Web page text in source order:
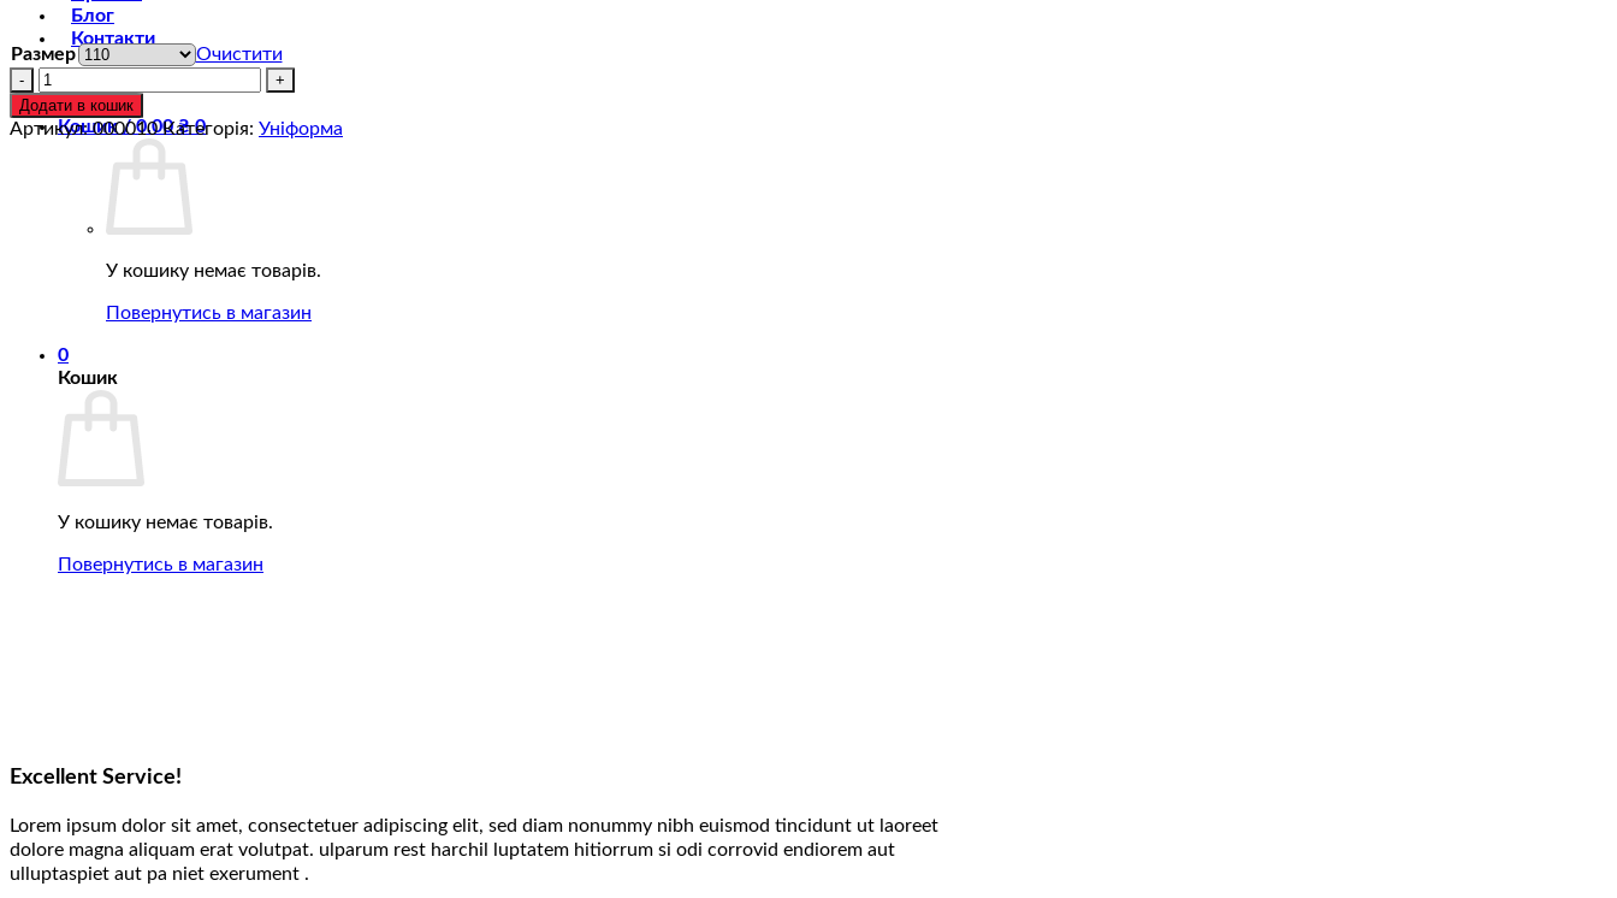
Блог
Контакти
Кошик /0.00₴ 0
У кошику немає товарів.
Повернутись в магазин
0
Кошик
У кошику немає товарів.
Повернутись в магазин
Размер
Очистити
Добок
(форма)
KWON
тхеквондо
(олімпійського)
кількість
Додати в кошик
Артикул:000010 Категорія: Уніформа
Excellent Service!
Lorem ipsum dolor sit amet, consectetuer adipiscing elit, sed diam nonummy nibh euismod tincidunt ut laoreet
dolore magna aliquam erat volutpat. ulparum rest harchil luptatem hitiorrum si odi corrovid endiorem aut
ulluptaspiet aut pa niet exerument .